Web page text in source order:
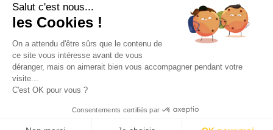
© 2026 MTP. Tous droits réservés.
Conditions d'utilisation Mentions légales
Salut c'est nous...
les Cookies !
On a attendu d'être sûrs que le contenu de
ce site vous intéresse avant de vous
déranger, mais on aimerait bien vous accompagner pendant votre
visite...
C'est OK pour vous ?
Consentements certifiés par